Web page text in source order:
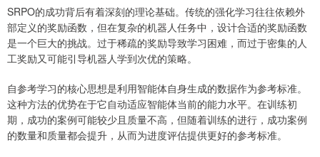
SRPO的成功背后有着深刻的理论基础。传统的强化学习往往依赖外
部定义的奖励函数，但在复杂的机器人任务中，设计合适的奖励函数
是一个巨大的挑战。过于稀疏的奖励导致学习困难，而过于密集的人
工奖励又可能引导机器人学到次优的策略。
自参考学习的核心思想是利用智能体自身生成的数据作为参考标准。
这种方法的优势在于它自动适应智能体当前的能力水平。在训练初
期，成功的案例可能较少且质量不高，但随着训练的进行，成功案例
的数量和质量都会提升，从而为进度评估提供更好的参考标准。